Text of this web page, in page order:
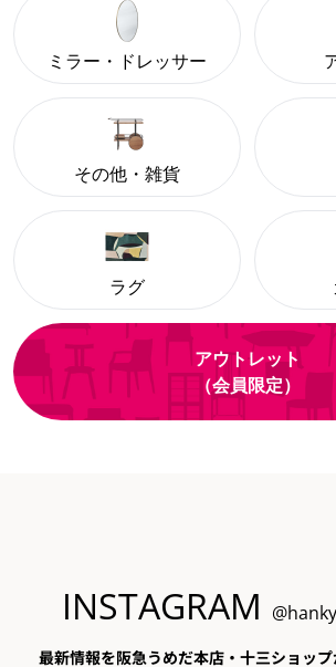
ミラー・ドレッサー
その他・雑貨
ラグ
アウトレット
（会員限定）
INSTAGRAM
最新情報を阪急うめだ本店・十三ショッ